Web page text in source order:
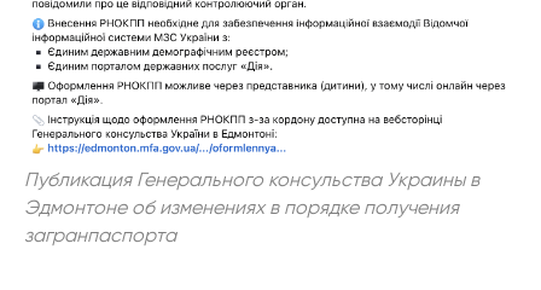
Публикация Генерального консульства Украины в
Эдмонтоне об изменениях в порядке получения
загранпаспорта